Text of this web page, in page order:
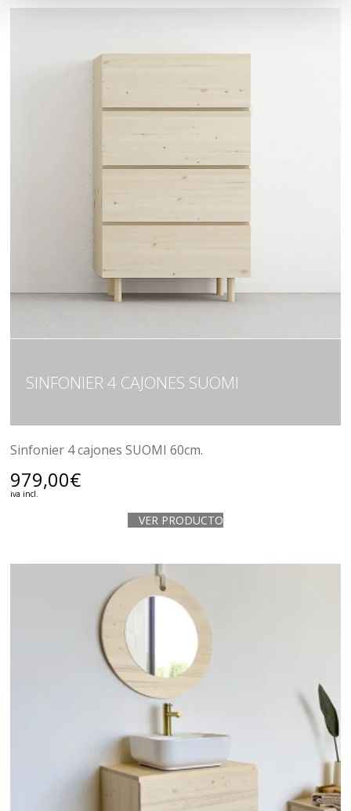
SINFONIER 4 CAJONES SUOMI
Sinfonier 4 cajones SUOMI 60cm.
979,00€
iva incl.
VER PRODUCTO